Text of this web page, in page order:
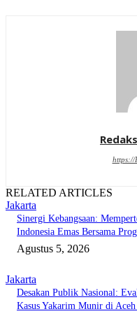
https://
RELATED ARTICLES
Jakarta
Sinergi Kebangsaan:
Indonesia Emas Bersama
Agustus 5, 2026
Jakarta
Desakan Publik Nasional:
Kasus Yakarim Munir di